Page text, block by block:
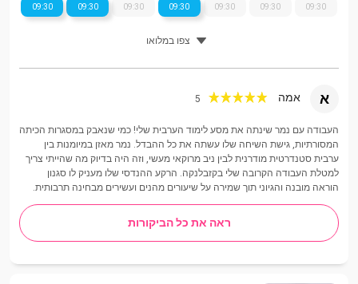
09:30
09:30
09:30
09:30
09:30
09:30
09:30
צפו במלואו
א אמה 5
העבודה עם נמר שינתה את מסע לימוד הערבית שלי! כמי שנאבק במסגרות הכיתה
המסורתיות, גישת השיחה שלו עשתה את כל ההבדל. נמר מאזן במיומנות בין
ערבית סטנדרטית מודרנית לבין ניב מרוקאי מעשי, וזה היה בדיוק מה שהייתי צריך
למטלת העבודה הקרובה שלי בקזבלנקה. הרקע ההנדסי שלו מעניק לו סגנון
הוראה מובנה והגיוני תוך שמירה על שיעורים מהנים ועשירים מבחינה תרבותית.
ראה את כל הביקורות